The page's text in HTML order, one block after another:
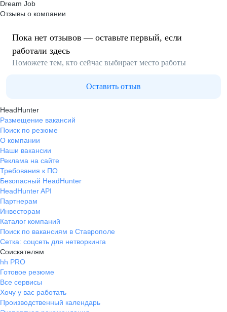
Dream Job
Отзывы о компании
Пока нет отзывов — оставьте первый, если
работали здесь
Поможете тем, кто сейчас выбирает место работы
Оставить отзыв
HeadHunter
Размещение вакансий
Поиск по резюме
О компании
Наши вакансии
Реклама на сайте
Требования к ПО
Безопасный HeadHunter
HeadHunter API
Партнерам
Инвесторам
Каталог компаний
Поиск по вакансиям в Ставрополе
Сетка: соцсеть для нетворкинга
Соискателям
hh PRO
Готовое резюме
Все сервисы
Хочу у вас работать
Производственный календарь